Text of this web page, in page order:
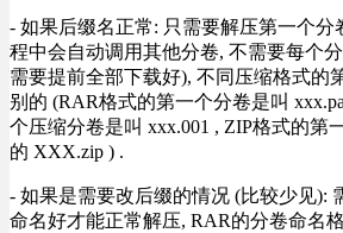
- 如果后缀名正常: 只需要解压第一个分
程中会自动调用其他分卷, 不需要每个
需要提前全部下载好), 不同压缩格式的
别的 (RAR格式的第一个分卷是叫
个压缩分卷是叫 xxx.001 , ZIP格式的第
的 XXX.zip ) .
- 如果是需要改后缀的情况 (比较少见):
命名好才能正常解压, RAR的分卷命名